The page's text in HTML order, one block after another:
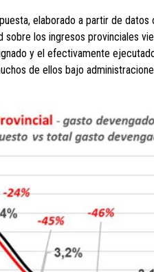
elaborado a partir de
los ingresos provinciales
y el efectivamente
de ellos bajo